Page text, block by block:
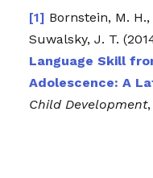
Bornstein, M.
Suwalsky, J. T.
Language Skill
Adolescence: A
Child Development